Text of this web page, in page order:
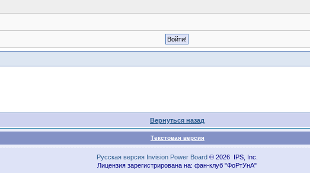
Вернуться назад
Текстовая версия
Русская версия Invision Power Board© 2026 IPS, Inc.
Лицензия зарегистрирована на: фан-клуб "ФоРтУнА"